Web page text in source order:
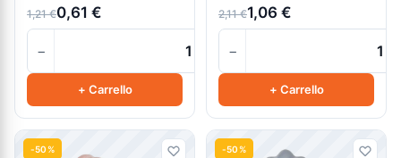
1,21 €0,61 €
−
+ Carrello
2,11 €1,06 €
−
+ Carrello
-50% -50%